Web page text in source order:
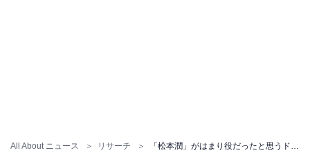
All About ニュース リサーチ 「松本潤」がはまり役だったと思うドラマランキング！ 2位『花より男子2（リターンズ）』、1位は？